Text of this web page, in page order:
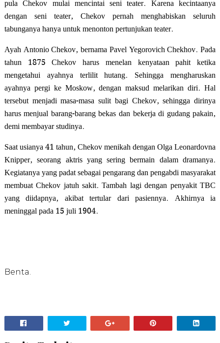
pula Chekov mulai mencintai seni teater. Karena kecintaanya
dengan seni teater, Chekov pernah menghabiskan seluruh
tabunganya hanya untuk menonton pertunjukan teater.
Ayah Antonio Chekov, bernama Pavel Yegorovich Chekhov. Pada
tahun 1875 Chekov harus menelan kenyataan pahit ketika
mengetahui ayahnya terlilit hutang. Sehingga mengharuskan
ayahnya pergi ke Moskow, dengan maksud melarikan diri. Hal
tersebut menjadi masa-masa sulit bagi Chekov, sehingga dirinya
harus menjual barang-barang bekas dan bekerja di gudang pakain,
demi membayar studinya.
Saat usianya 41 tahun, Chekov menikah dengan Olga Leonardovna
Knipper, seorang aktris yang sering bermain dalam dramanya.
Kegiatanya yang padat sebagai pengarang dan pengabdi masyarakat
membuat Chekov jatuh sakit. Tambah lagi dengan penyakit TBC
yang diidapnya, akibat tertular dari pasiennya. Akhirnya ia
meninggal pada 15 juli 1904.
Benta.